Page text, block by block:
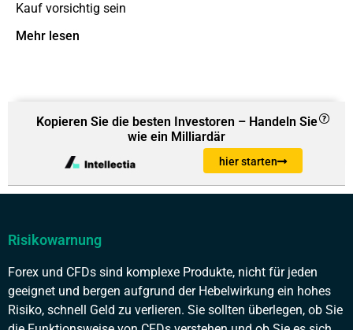
Kauf vorsichtig sein
Mehr lesen
Kopieren Sie die besten Investoren – Handeln Sie
wie ein Milliardär
hier starten
Risikowarnung
Forex und CFDs sind komplexe Produkte, nicht für jeden
geeignet und bergen aufgrund der Hebelwirkung ein hohes
Risiko, schnell Geld zu verlieren. Sie sollten überlegen, ob Sie